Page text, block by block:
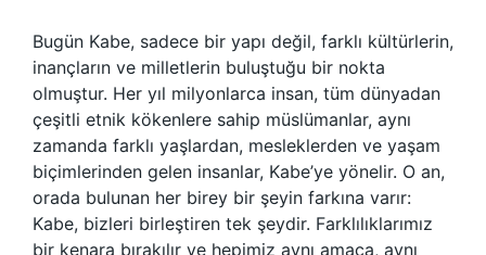
Bugün Kabe, sadece bir yapı değil, farklı kültürlerin,
inançların ve milletlerin buluştuğu bir nokta
olmuştur. Her yıl milyonlarca insan, tüm dünyadan
çeşitli etnik kökenlere sahip müslümanlar, aynı
zamanda farklı yaşlardan, mesleklerden ve yaşam
biçimlerinden gelen insanlar, Kabe’ye yönelir. O an,
orada bulunan her birey bir şeyin farkına varır:
Kabe, bizleri birleştiren tek şeydir. Farklılıklarımız
bir kenara bırakılır ve hepimiz aynı amaca, aynı